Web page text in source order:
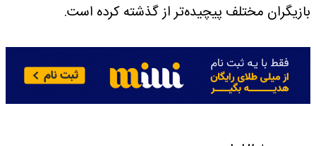
بازیگران مختلف پیچیده‌تر از گذشته کرده است.